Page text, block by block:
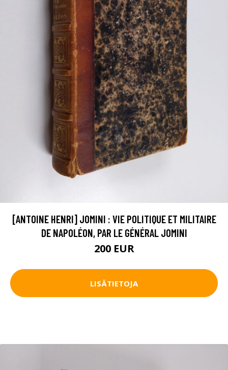
[ANTOINE HENRI] JOMINI : VIE POLITIQUE ET MILITAIRE
DE NAPOLÉON, PAR LE GÉNÉRAL JOMINI
200 EUR
LISÄTIETOJA